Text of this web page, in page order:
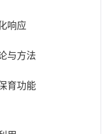
响应
与方法
育功能